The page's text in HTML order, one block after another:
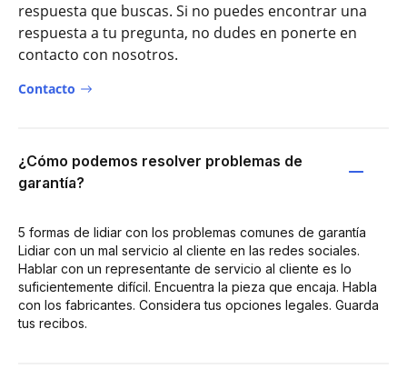
respuesta que buscas. Si no puedes encontrar una
respuesta a tu pregunta, no dudes en ponerte en
contacto con nosotros.
Contacto
¿Cómo podemos resolver problemas de
garantía?
5 formas de lidiar con los problemas comunes de garantía
Lidiar con un mal servicio al cliente en las redes sociales.
Hablar con un representante de servicio al cliente es lo
suficientemente difícil. Encuentra la pieza que encaja. Habla
con los fabricantes. Considera tus opciones legales. Guarda
tus recibos.